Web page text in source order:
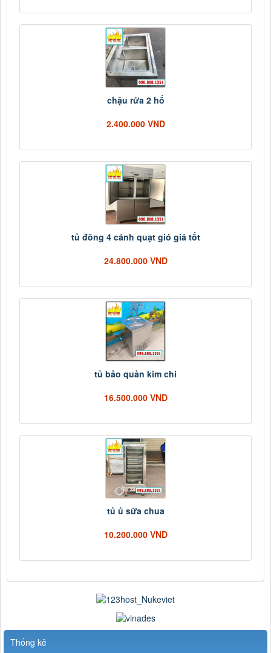
chậu rửa 2 hố
2.400.000 VND
tủ đông 4 cánh quạt gió giá tốt
24.800.000 VND
tủ bảo quản kim chi
16.500.000 VND
tủ ủ sữa chua
10.200.000 VND
Thống kê